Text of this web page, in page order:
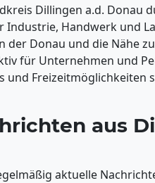
Dillingen a.d. Donau
Industrie, Handwerk und
der Donau und die Nähe
für Unternehmen und
und Freizeitmöglichkeiten
aus
aktuelle